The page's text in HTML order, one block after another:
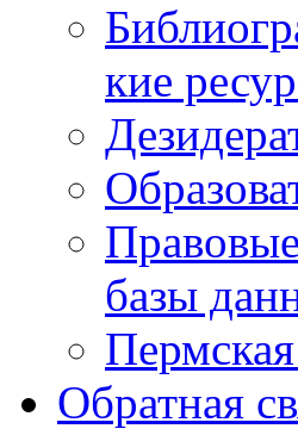
кие
Правовые
базы
Обратная